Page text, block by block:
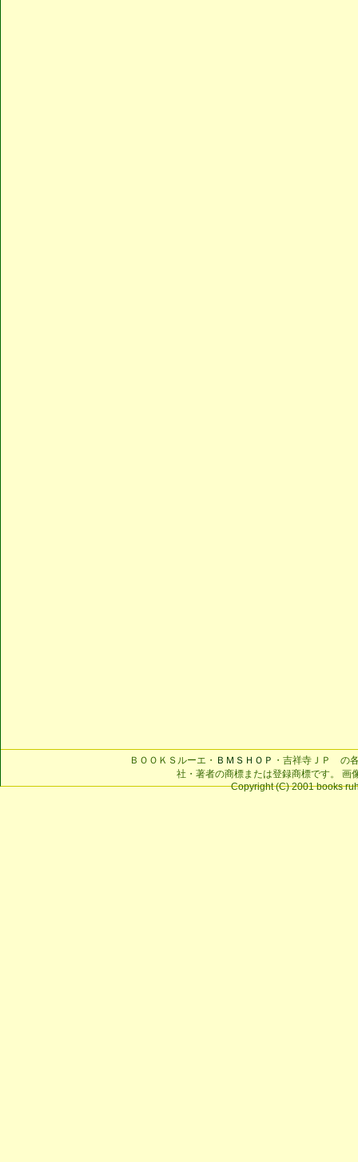
ＢＯＯＫＳルーエ・ ＢＭＳＨＯＰ ・吉祥寺ＪＰ の
社・著者の商標または登録商標です。 画
Copyright (C) 2001 books